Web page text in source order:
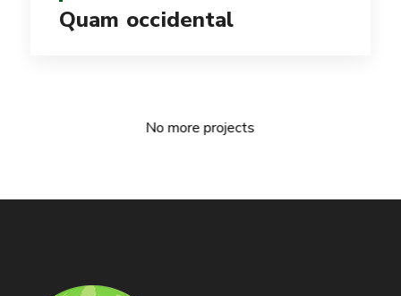
Quam occidental
No more projects